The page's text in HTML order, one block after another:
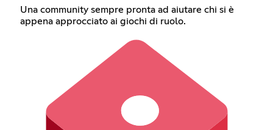
Una community sempre pronta ad aiutare chi si è
appena approcciato ai giochi di ruolo.